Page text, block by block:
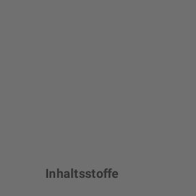
Inhaltsstoffe